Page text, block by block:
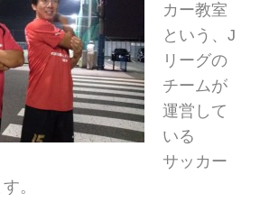
カー教室
という、J
リーグの
チームが
運営して
いる
サッカー
。